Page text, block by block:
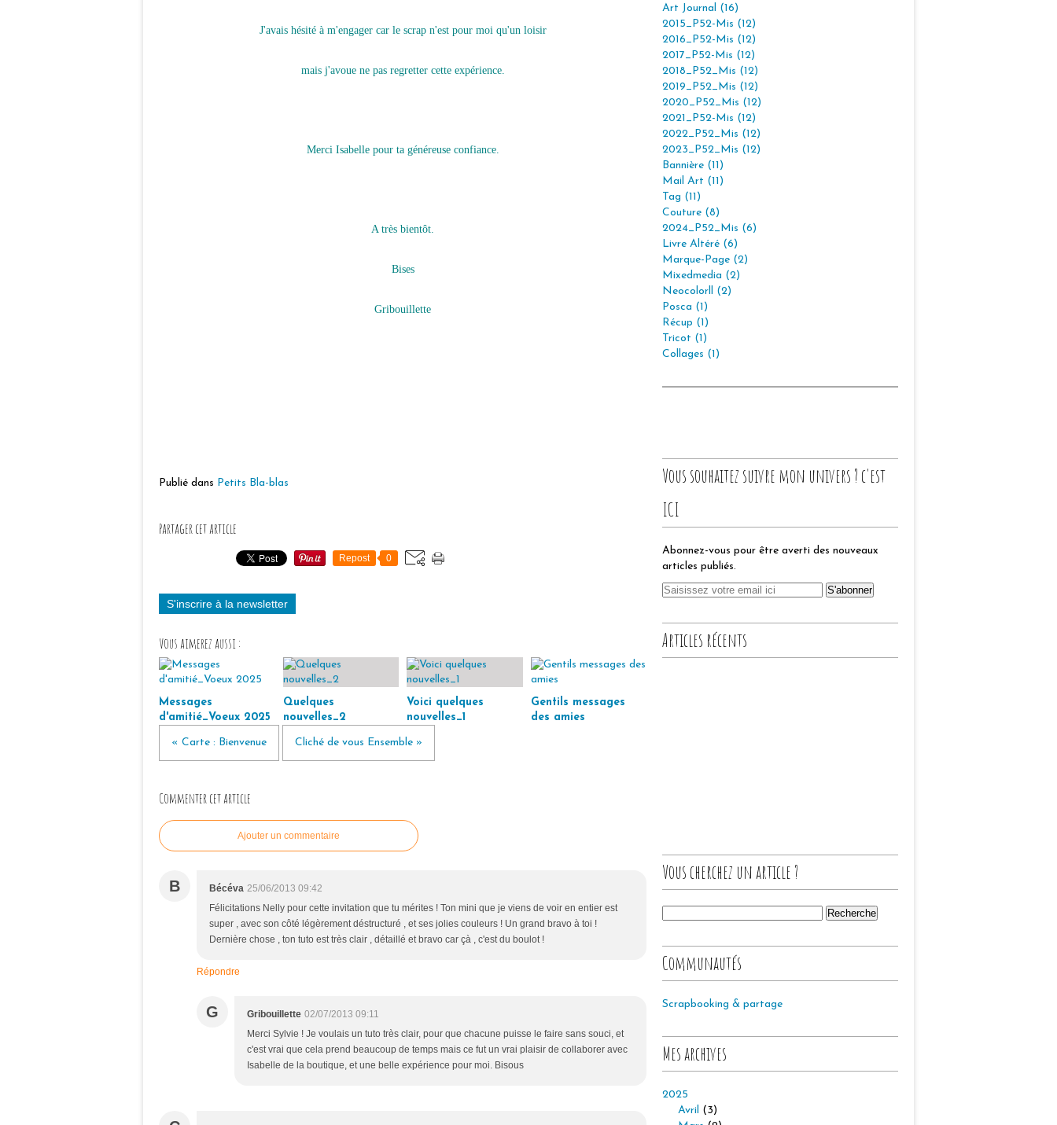
J'avais hésité à m'engager car le scrap n'est pour moi qu'un loisir
mais j'avoue ne pas regretter cette expérience.
Merci Isabelle pour ta généreuse confiance.
A très bientôt.
Bises
Gribouillette
Publié dans Petits Bla-blas
Partager cet article
Repost 0
S'inscrire à la newsletter
Vous aimerez aussi :
Messages
d'amitié_Voeux 2025
Quelques
nouvelles_2
Voici quelques
nouvelles_1
Gentils messages
des amies
« Carte : Bienvenue Cliché de vous Ensemble »
Commenter cet article
Ajouter un commentaire
B Bécéva 25/06/2013 09:42
Félicitations Nelly pour cette invitation que tu mérites ! Ton mini que je viens de voir en entier est
super , avec son côté légèrement déstructuré , et ses jolies couleurs ! Un grand bravo à toi !
Dernière chose , ton tuto est très clair , détaillé et bravo car çà , c'est du boulot !
Répondre
G Gribouillette 02/07/2013 09:11
Merci Sylvie ! Je voulais un tuto très clair, pour que chacune puisse le faire sans souci, et
c'est vrai que cela prend beaucoup de temps mais ce fut un vrai plaisir de collaborer avec
Isabelle de la boutique, et une belle expérience pour moi. Bisous
Art Journal (16)
2015_P52-Mis (12)
2016_P52-Mis (12)
2017_P52-Mis (12)
2018_P52_Mis (12)
2019_P52_Mis (12)
2020_P52_Mis (12)
2021_P52-Mis (12)
2022_P52_Mis (12)
2023_P52_Mis (12)
Bannière (11)
Mail Art (11)
Tag (11)
Couture (8)
2024_P52_Mis (6)
Livre Altéré (6)
Marque-Page (2)
Mixedmedia (2)
Neocolorll (2)
Posca (1)
Récup (1)
Tricot (1)
Collages (1)
Vous souhaitez suivre mon univers ? c'est
ICI
Abonnez-vous pour être averti des nouveaux
articles publiés.
Articles récents
Vous cherchez un article ?
Communautés
Scrapbooking & partage
Mes archives
2025
Avril (3)